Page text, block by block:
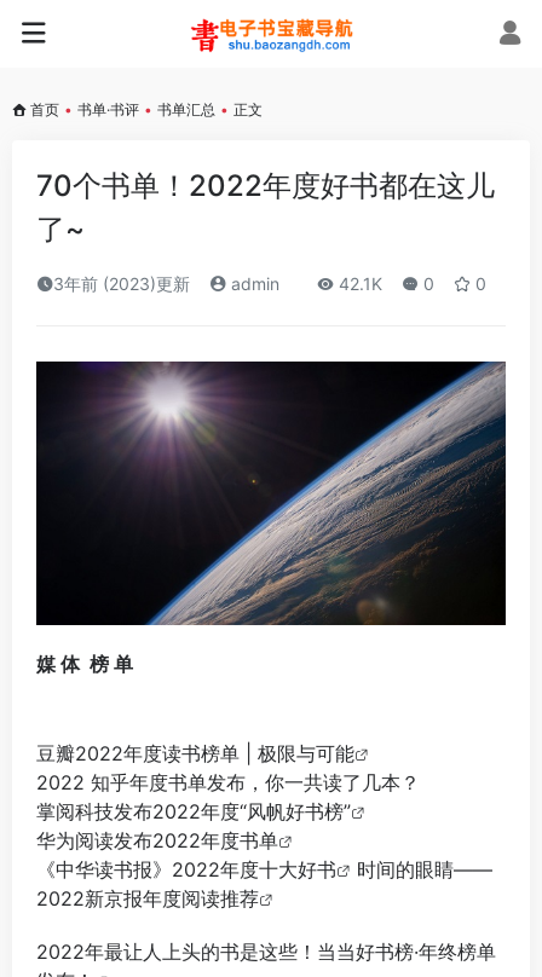
首页 • 书单·书评 • 书单汇总 • 正文
70个书单！2022年度好书都在这儿
了~
3年前 (2023)更新 admin 42.1K 0 0
媒 体 榜 单
豆瓣2022年度读书榜单 | 极限与可能
2022 知乎年度书单发布，你一共读了几本？
掌阅科技发布2022年度“风帆好书榜”
华为阅读发布2022年度书单
《中华读书报》2022年度十大好书
时间的眼睛——
2022新京报年度阅读推荐
2022年最让人上头的书是这些！当当好书榜·年终榜单